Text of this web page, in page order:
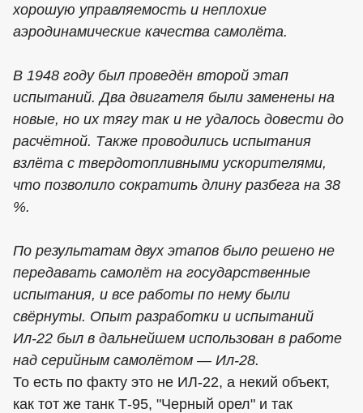
хорошую управляемость и неплохие
аэродинамические качества самолёта.
В 1948 году был проведён второй этап
испытаний. Два двигателя были заменены на
новые, но их тягу так и не удалось довести до
расчётной. Также проводились испытания
взлёта с твердотопливными ускорителями,
что позволило сократить длину разбега на 38
%.
По результатам двух этапов было решено не
передавать самолёт на государственные
испытания, и все работы по нему были
свёрнуты. Опыт разработки и испытаний
Ил-22 был в дальнейшем использован в работе
над серийным самолётом — Ил-28.
То есть по факту это не ИЛ-22, а некий объект,
как тот же танк Т-95, "Черный орел" и так